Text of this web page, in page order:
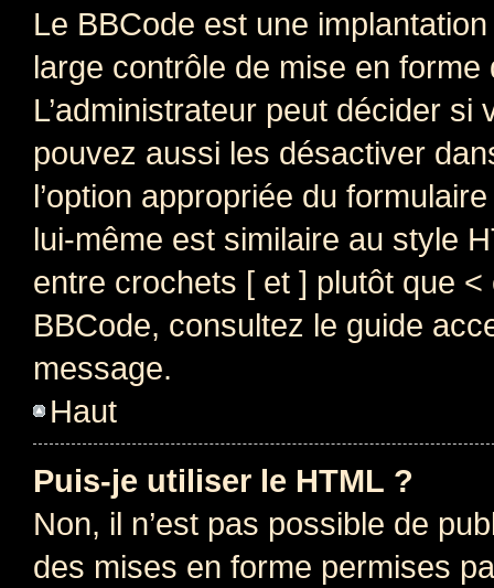
Le BBCode est une
large contrôle de mise en forme
L’administrateur peut décider
pouvez aussi les désactiver
l’option appropriée du
lui-même est similaire au style
entre crochets [ et ] plutôt que
BBCode, consultez le guide
message.
Haut
Puis-je utiliser le HTML ?
Non, il n’est pas possible de
des mises en forme permises